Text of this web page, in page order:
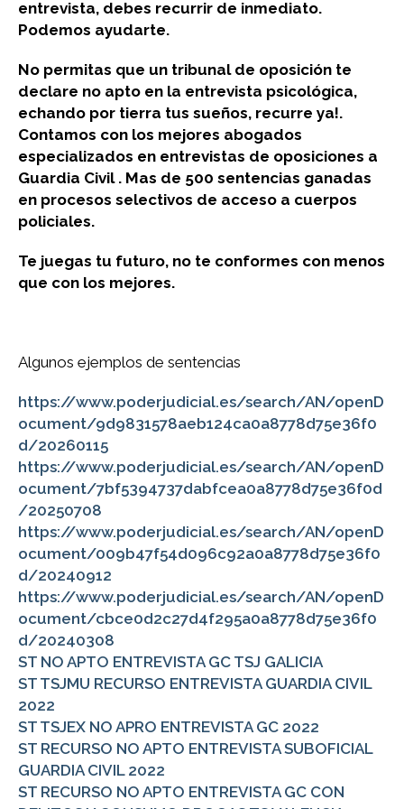
entrevista, debes recurrir de inmediato.
Podemos ayudarte.
No permitas que un tribunal de oposición te
declare no apto en la entrevista psicológica,
echando por tierra tus sueños, recurre ya!.
Contamos con los mejores abogados
especializados en entrevistas de oposiciones a
Guardia Civil . Mas de 500 sentencias ganadas
en procesos selectivos de acceso a cuerpos
policiales.
Te juegas tu futuro, no te conformes con menos
que con los mejores.
Algunos ejemplos de sentencias
https://www.poderjudicial.es/search/AN/openD
ocument/9d9831578aeb124ca0a8778d75e36f0
d/20260115
https://www.poderjudicial.es/search/AN/openD
ocument/7bf5394737dabfcea0a8778d75e36f0d
/20250708
https://www.poderjudicial.es/search/AN/openD
ocument/009b47f54d096c92a0a8778d75e36f0
d/20240912
https://www.poderjudicial.es/search/AN/openD
ocument/cbce0d2c27d4f295a0a8778d75e36f0
d/20240308
ST NO APTO ENTREVISTA GC TSJ GALICIA
ST TSJMU RECURSO ENTREVISTA GUARDIA CIVIL
2022
ST TSJEX NO APRO ENTREVISTA GC 2022
ST RECURSO NO APTO ENTREVISTA SUBOFICIAL
GUARDIA CIVIL 2022
ST RECURSO NO APTO ENTREVISTA GC CON